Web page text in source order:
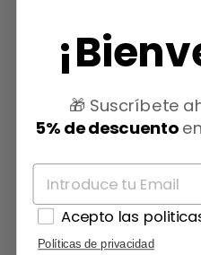
🎁 Suscríbete
5% de descuento
Acepto las
Políticas de privacidad